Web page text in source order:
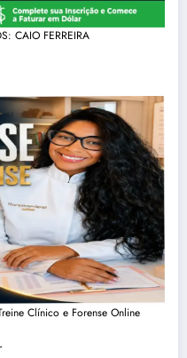
CAIO FERREIRA
Clínico e Forense Online